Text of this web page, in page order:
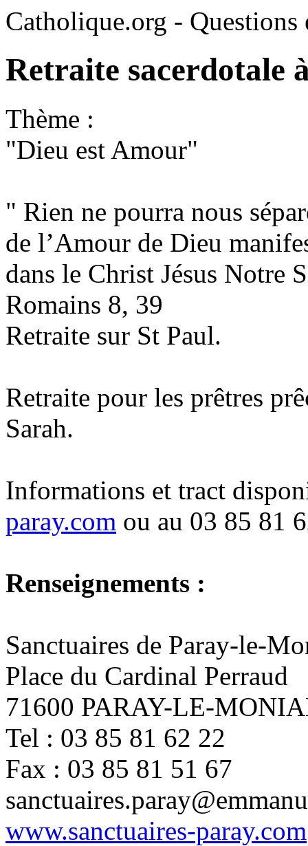
Catholique.org - Questions
Retraite sacerdotale
Thème :
"Dieu est Amour"
" Rien ne pourra nous
de l’Amour de Dieu
dans le Christ Jésus Notre
Romains 8, 39
Retraite sur St Paul.
Retraite pour les prêtres
Sarah.
Informations et tract
paray.com ou au 03 85 81
Renseignements :
Sanctuaires de Paray-le-
Place du Cardinal Perraud
71600 PARAY-LE-
Tel : 03 85 81 62 22
Fax : 03 85 81 51 67
www.sanctuaires-paray.com